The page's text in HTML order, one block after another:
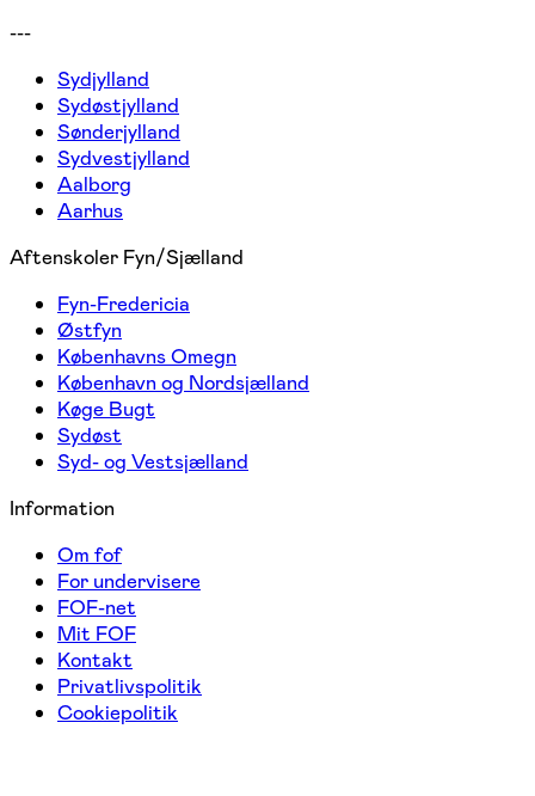
---
Sydjylland
Sydøstjylland
Sønderjylland
Sydvestjylland
Aalborg
Aarhus
Aftenskoler Fyn/Sjælland
Fyn-Fredericia
Østfyn
Københavns Omegn
København og Nordsjælland
Køge Bugt
Sydøst
Syd- og Vestsjælland
Information
Om fof
For undervisere
FOF-net
Mit FOF
Kontakt
Privatlivspolitik
Cookiepolitik